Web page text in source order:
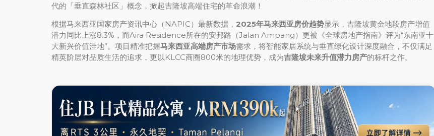
代的「垂直森林社区」概念，掀起吉隆坡高端住宅的革命浪潮！
根据马来西亚国家房产资讯中心（NAPIC）最新数据， 2025年马来西亚房价趋势显示，吉隆坡黄金地段房产增值
潜力同比上涨8.3%，而Aira Residence所在的安邦路（Jalan Ampang）更被《全球房地产指南》评为“东南亚十
大新兴价值洼地”。项目精准把握马来西亚高端房产市场需求，将智能家居系统与垂直绿化设计深度融合，不仅满足
精英阶层对品质生活的追求，更以KLCC商圈800米的地理优势，成为吉隆坡未来升值潜力房产的标杆之作。